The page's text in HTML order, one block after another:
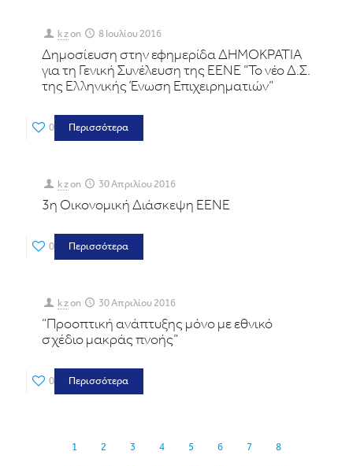
k zon 8 Ιουλίου 2016
Δημοσίευση στην εφημερίδα ΔΗΜΟΚΡΑΤΙΑ
για τη Γενική Συνέλευση της ΕΕΝΕ “Το νέο Δ.Σ.
της Ελληνικής Ένωση Επιχειρηματιών”
0 Περισσότερα
k zon 30 Απριλίου 2016
3η Οικονομική Διάσκεψη ΕΕΝΕ
0 Περισσότερα
k zon 30 Απριλίου 2016
“Προοπτική ανάπτυξης μόνο με εθνικό
σχέδιο μακράς πνοής”
0 Περισσότερα
1 2 3 4 5 6 7 8